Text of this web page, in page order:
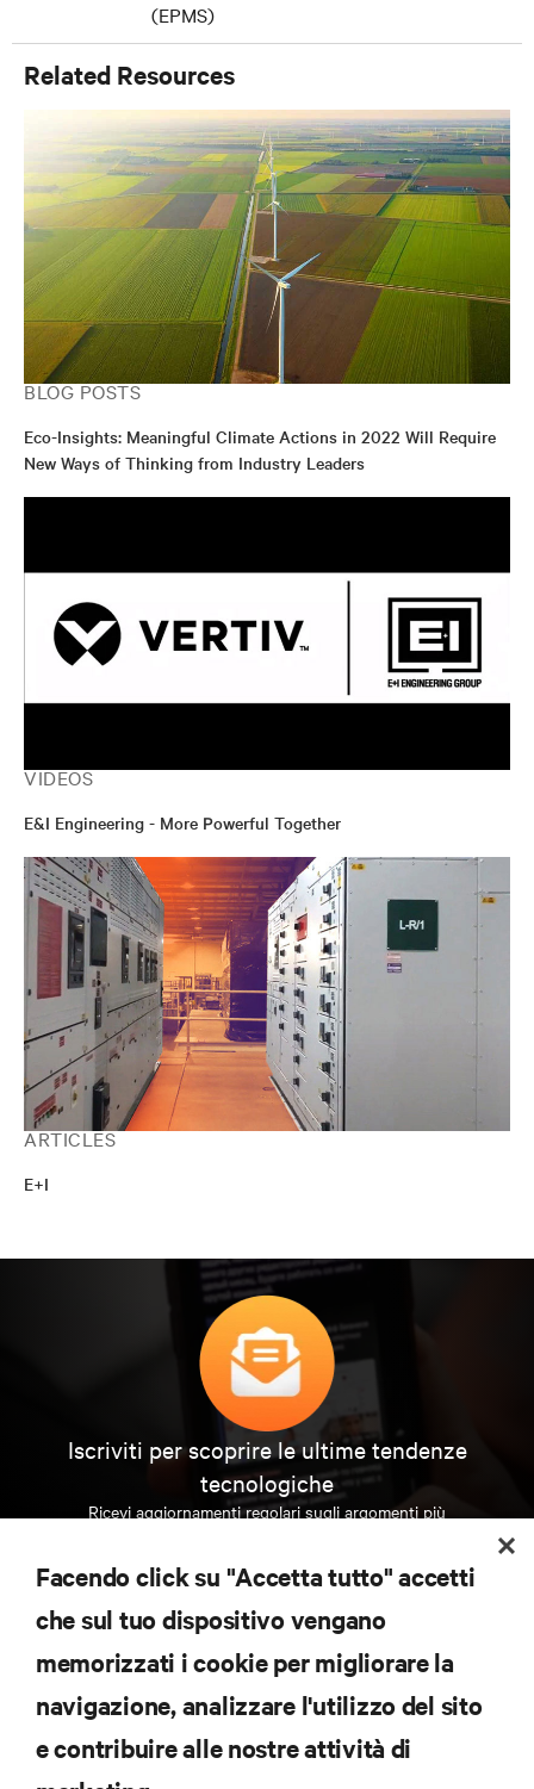
(EPMS)
Related Resources
BLOG POSTS
Eco-Insights: Meaningful Climate Actions in 2022 Will Require
New Ways of Thinking from Industry Leaders
VIDEOS
E&I Engineering - More Powerful Together
ARTICLES
E+I
Iscriviti per scoprire le ultime tendenze
tecnologiche
Ricevi aggiornamenti regolari sugli argomenti più
data center e infrastrutture.
ISCRIVITI SUBITO
Facendo click su "Accetta tutto" accetti
che sul tuo dispositivo vengano
memorizzati i cookie per migliorare la
navigazione, analizzare l'utilizzo del sito
e contribuire alle nostre attività di